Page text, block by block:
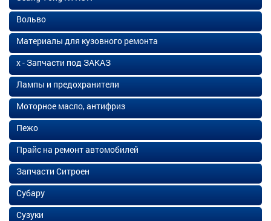
Вольво
Материалы для кузовного ремонта
х - Запчасти под ЗАКАЗ
Лампы и предохранители
Моторное масло, антифриз
Пежо
Прайс на ремонт автомобилей
Запчасти Ситроен
Субару
Сузуки